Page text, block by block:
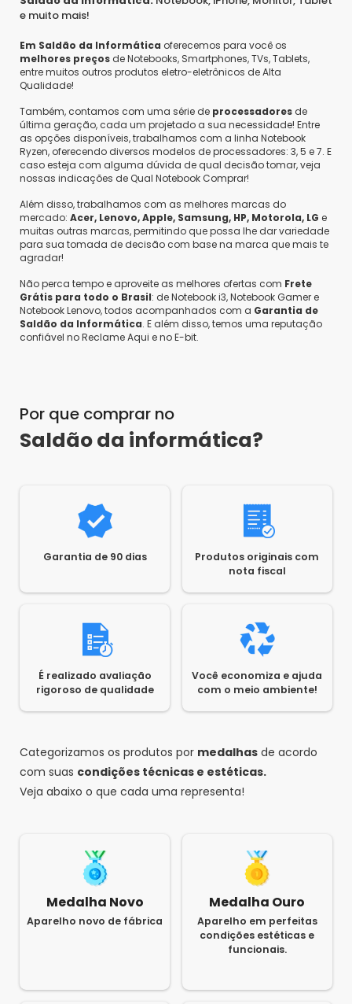
e muito mais!
Em Saldão da Informática oferecemos para você os
melhores preços de Notebooks, Smartphones, TVs, Tablets,
entre muitos outros produtos eletro-eletrônicos de Alta
Qualidade!
Também, contamos com uma série de processadores de
última geração, cada um projetado a sua necessidade! Entre
as opções disponíveis, trabalhamos com a linha Notebook
Ryzen, oferecendo diversos modelos de processadores: 3, 5 e 7. E
caso esteja com alguma dúvida de qual decisão tomar, veja
nossas indicações de Qual Notebook Comprar!
Além disso, trabalhamos com as melhores marcas do
mercado: Acer, Lenovo, Apple, Samsung, HP, Motorola, LG e
muitas outras marcas, permitindo que possa lhe dar variedade
para sua tomada de decisão com base na marca que mais te
agradar!
Não perca tempo e aproveite as melhores ofertas com Frete
Grátis para todo o Brasil: de Notebook i3, Notebook Gamer e
Notebook Lenovo, todos acompanhados com a Garantia de
Saldão da Informática. E além disso, temos uma reputação
confiável no Reclame Aqui e no E-bit.
Por que comprar no
Saldão da informática?
Garantia de 90 dias
Produtos originais com
nota fiscal
É realizado avaliação
rigoroso de qualidade
Você economiza e ajuda
com o meio ambiente!
Categorizamos os produtos por medalhas de acordo
com suas condições técnicas e estéticas.
Veja abaixo o que cada uma representa!
Medalha Novo
Aparelho novo de fábrica
Medalha Ouro
Aparelho em perfeitas
condições estéticas e
funcionais.